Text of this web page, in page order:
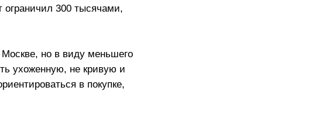
ограничил 300 тысячами,
но в виду меньшего
ухоженную, не кривую и
в покупке,